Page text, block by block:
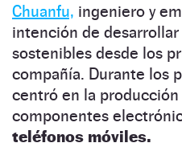
Chuanfu, ingeniero y
intención de desarrollar
sostenibles desde los
compañía. Durante los
centró en la
componentes
teléfonos móviles.